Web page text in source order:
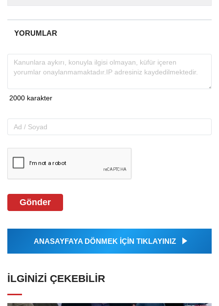
almakta, haber akışı...
YORUMLAR
Gönder
ANASAYFAYA DÖNMEK İÇİN TIKLAYINIZ
İLGINIZI ÇEKEBILIR